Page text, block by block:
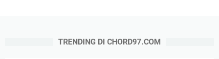
TRENDING DI CHORD97.COM